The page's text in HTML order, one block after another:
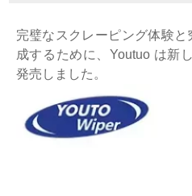
完璧なスクレーピング体験
成するために、Youtuo は新
発売しました。